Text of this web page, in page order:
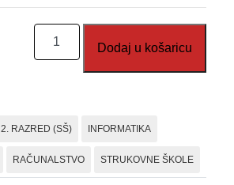
količina
Dodaj u košaricu
2. RAZRED (SŠ) INFORMATIKA
RAČUNALSTVO STRUKOVNE ŠKOLE